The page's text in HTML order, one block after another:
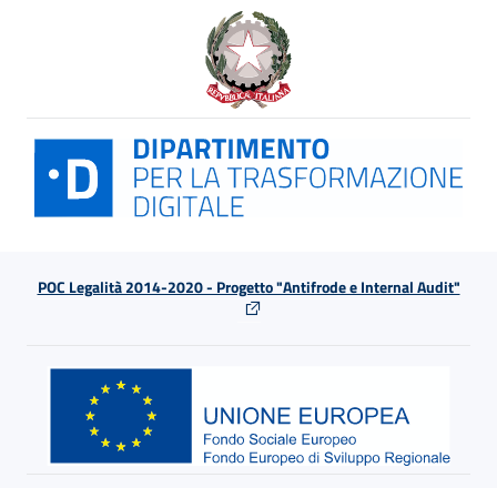
POC Legalità 2014-2020 - Progetto "Antifrode e Internal Audit"